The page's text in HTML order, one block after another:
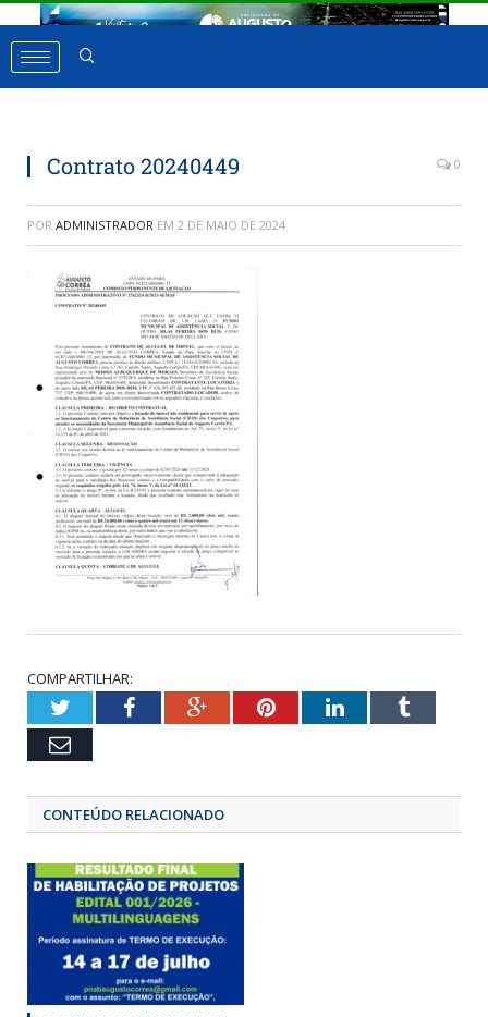
Contrato 20240449 0
POR ADMINISTRADOR EM 2 DE MAIO DE 2024
COMPARTILHAR:
TwitterFacebookGoogle+Pinterest
LinkedIn
Email
CONTEÚDO RELACIONADO